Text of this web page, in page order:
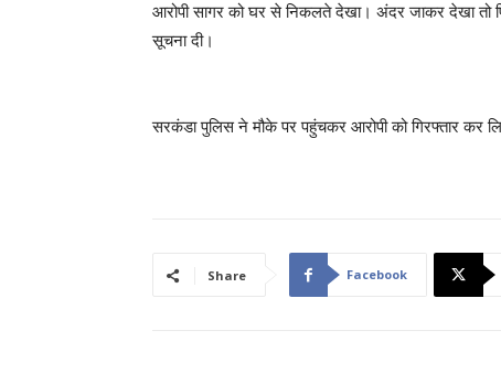
आरोपी सागर को घर से निकलते देखा। अंदर जाकर देखा तो
सूचना दी।
सरकंडा पुलिस ने मौके पर पहुंचकर आरोपी को गिरफ्तार कर
Share Facebook